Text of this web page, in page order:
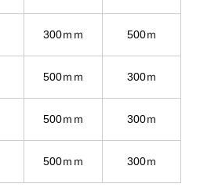
300ｍｍ 500ｍ
500ｍｍ 300ｍ
500ｍｍ 300ｍ
500ｍｍ 300ｍ